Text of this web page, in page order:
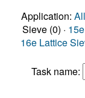
Application: All
Sieve (0) ·
16e Lattice
Task name: